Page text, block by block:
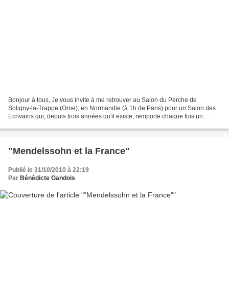
Bonjour à tous, Je vous invite à me retrouver au Salon du Perche de
Soligny-la-Trappe (Orne), en Normandie (à 1h de Paris) pour un Salon des
Ecrivains qui, depuis trois années qu'il existe, remporte chaque fois un
"Mendelssohn et la France"
Publié le 31/10/2010 à 22:19
Par Bénédicte Gandois